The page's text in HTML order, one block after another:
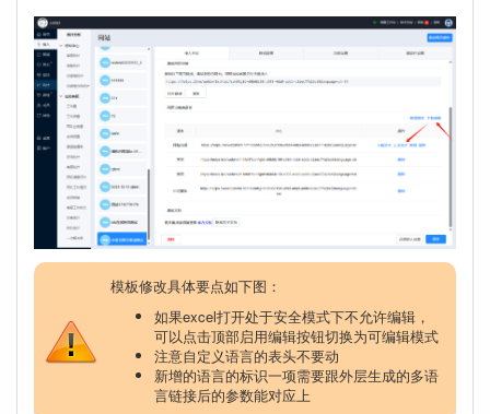
模板修改具体要点如下图：
如果excel打开处于安全模式下不允许编辑，
可以点击顶部启用编辑按钮切换为可编辑模式
注意自定义语言的表头不要动
新增的语言的标识一项需要跟外层生成的多语
言链接后的参数能对应上